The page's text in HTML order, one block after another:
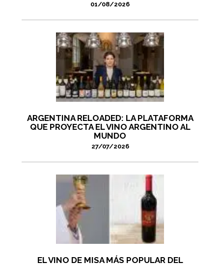
01/08/2026
ARGENTINA RELOADED: LA PLATAFORMA
QUE PROYECTA EL VINO ARGENTINO AL
MUNDO
27/07/2026
EL VINO DE MISA MÁS POPULAR DEL